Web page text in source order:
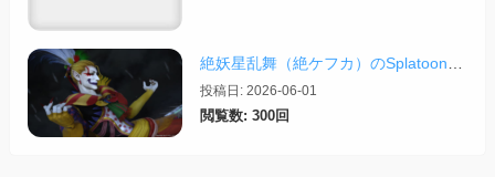
絶妖星乱舞（絶ケフカ）のSplatoonレイアウト・スクリプトまとめ
投稿日: 2026-06-01
閲覧数: 300回